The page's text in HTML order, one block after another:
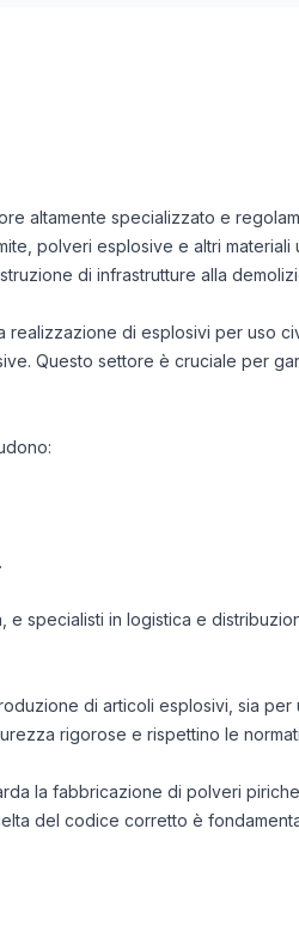
altamente specializzato e
polveri esplosive e altri materiali
di infrastrutture alla
realizzazione di esplosivi per uso
Questo settore è cruciale per
specialisti in logistica e
di articoli esplosivi, sia per
rigorose e rispettino le
la fabbricazione di polveri
del codice corretto è